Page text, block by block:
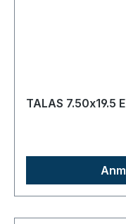
TALAS 7.50x19.5